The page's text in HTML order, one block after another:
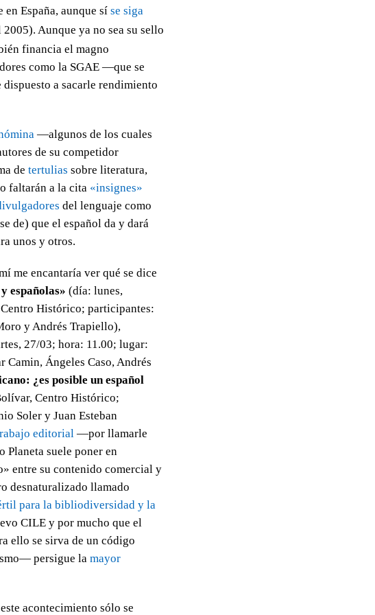
en España, aunque sí se siga
2005). Aunque ya no sea su sello
financia el magno
como la SGAE —que se
a sacarle rendimiento
—algunos de los cuales
de su competidor
de tertulias sobre literatura,
faltarán a la cita «insignes»
del lenguaje como
de) que el español da y dará
unos y otros.
me encantaría ver qué se dice
españolas» (día: lunes,
Histórico; participantes:
y Andrés Trapiello),
27/03; hora: 11.00; lugar:
Ángeles Caso, Andrés
¿es posible un español
Centro Histórico;
Soler y Juan Esteban
editorial —por llamarle
suele poner en
entre su contenido comercial y
desnaturalizado llamado
para la bibliodiversidad y la
CILE y por mucho que el
ello se sirva de un código
persigue la mayor
acontecimiento sólo se